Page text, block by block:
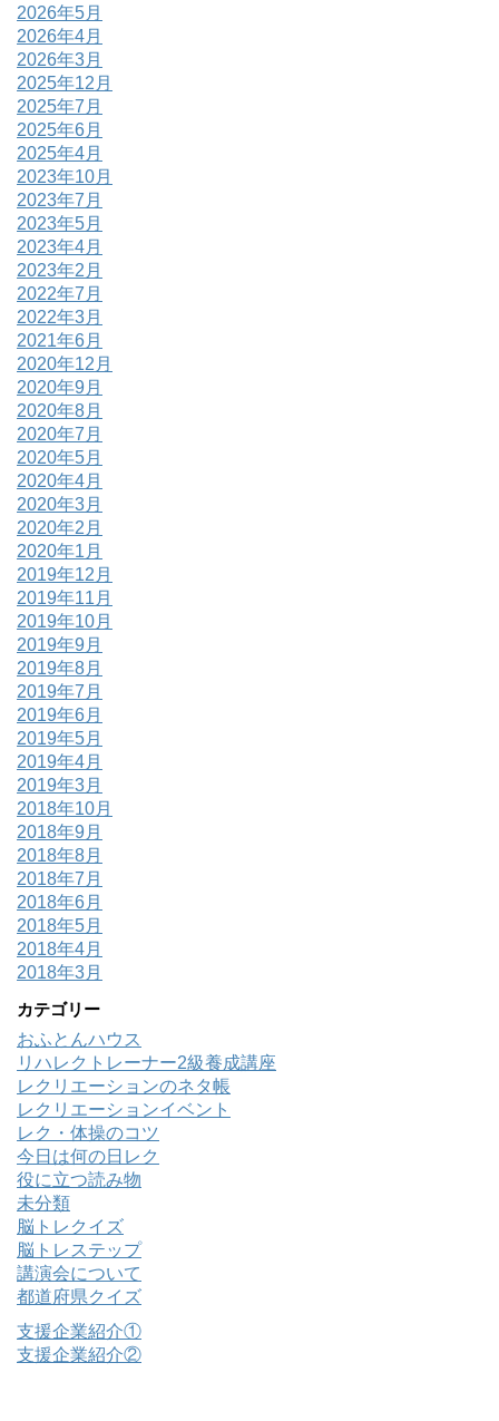
2026年5月
2026年4月
2026年3月
2025年12月
2025年7月
2025年6月
2025年4月
2023年10月
2023年7月
2023年5月
2023年4月
2023年2月
2022年7月
2022年3月
2021年6月
2020年12月
2020年9月
2020年8月
2020年7月
2020年5月
2020年4月
2020年3月
2020年2月
2020年1月
2019年12月
2019年11月
2019年10月
2019年9月
2019年8月
2019年7月
2019年6月
2019年5月
2019年4月
2019年3月
2018年10月
2018年9月
2018年8月
2018年7月
2018年6月
2018年5月
2018年4月
2018年3月
カテゴリー
おふとんハウス
リハレクトレーナー2級養成講座
レクリエーションのネタ帳
レクリエーションイベント
レク・体操のコツ
今日は何の日レク
役に立つ読み物
未分類
脳トレクイズ
脳トレステップ
講演会について
都道府県クイズ
支援企業紹介①
支援企業紹介②